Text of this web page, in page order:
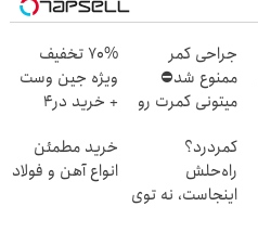
جراحی کمر
ممنوع شد⛔
میتونی کمرت رو
کنی! 👈🏻
پرسش‌نامه
70% تخفیف
ویژه جین وست
+ خرید در4
کمردرد؟
راه‌حلش
اینجاست، نه توی
خرید مطمئن
انواع آهن و فولاد